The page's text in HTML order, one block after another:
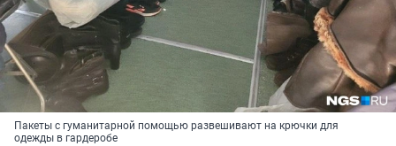
Пакеты с гуманитарной помощью развешивают на крючки для
одежды в гардеробе